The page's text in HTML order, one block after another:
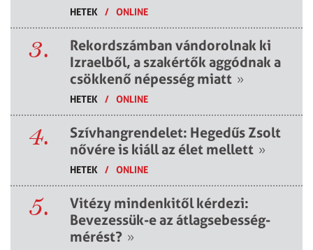
HETEK / ONLINE
3.
Rekordszámban vándorolnak ki
Izraelből, a szakértők aggódnak a
csökkenő népesség miatt »
HETEK / ONLINE
4.
Szívhangrendelet: Hegedűs Zsolt
nővére is kiáll az élet mellett »
HETEK / ONLINE
5.
Vitézy mindenkitől kérdezi:
Bevezessük-e az átlagsebesség-
mérést? »